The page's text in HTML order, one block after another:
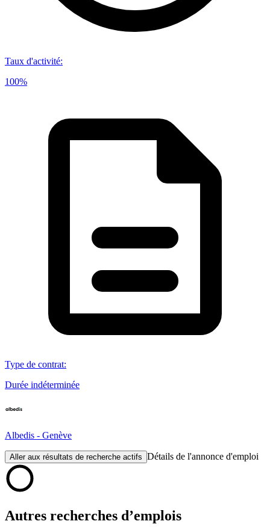
Taux d'activité:
100%
Type de contrat:
Durée indéterminée
Albedis - Genève
Aller aux résultats de recherche actifs Détails de l'annonce d'emploi
Autres recherches d’emplois